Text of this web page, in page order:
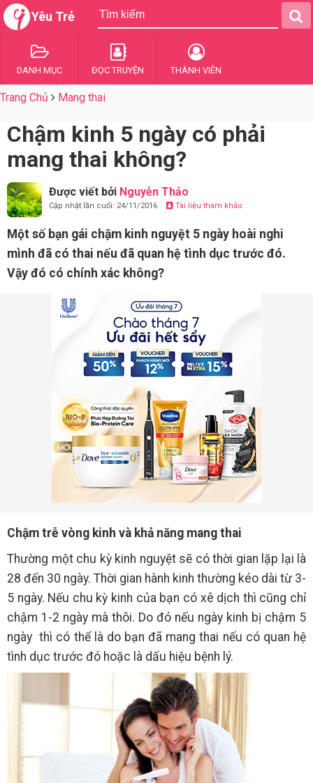
Yêu Trẻ
DANH MỤC ĐỌC TRUYỆN THÀNH VIÊN
Trang Chủ Mang thai
Chậm kinh 5 ngày có phải
mang thai không?
Được viết bởi Nguyễn Thảo
Cập nhật lần cuối: 24/11/2016 Tài liệu tham khảo
Một số bạn gái chậm kinh nguyệt 5 ngày hoài nghi
mình đã có thai nếu đã quan hệ tình dục trước đó.
Vậy đó có chính xác không?
Chậm trễ vòng kinh và khả năng mang thai
Thường một chu kỳ kinh nguyệt sẽ có thời gian lặp lại là
28 đến 30 ngày. Thời gian hành kinh thường kéo dài từ 3-
5 ngày. Nếu chu kỳ kinh của bạn có xê dịch thì cũng chỉ
chậm 1-2 ngày mà thôi. Do đó nếu ngày kinh bị chậm 5
ngày thì có thể là do bạn đã mang thai nếu có quan hệ
tình dục trước đó hoặc là dấu hiệu bệnh lý.